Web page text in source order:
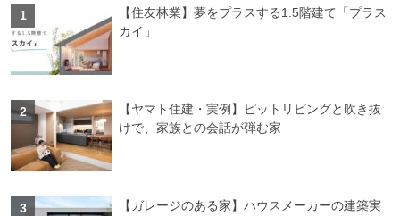
【住友林業】夢をプラスする1.5階建て「プラス
カイ」
【ヤマト住建・実例】ピットリビングと吹き抜
けで、家族との会話が弾む家
【ガレージのある家】ハウスメーカーの建築実